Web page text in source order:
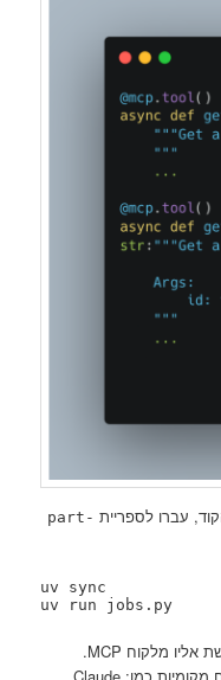
part-
uv sync
uv run jobs.py
בכדי לבדוק אם השרת עובד כהלכה יש לגשת אליו מלקוח MCP.